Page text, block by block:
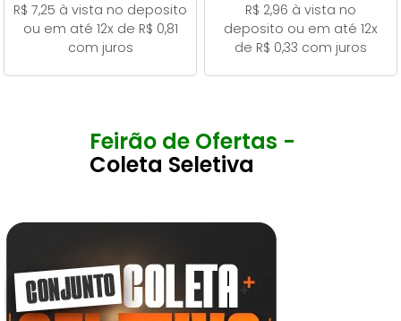
R$ 7,25 à vista no deposito
ou em até 12x de R$ 0,81
com juros
R$ 2,96 à vista no
deposito ou em até 12x
de R$ 0,33 com juros
Feirão de Ofertas -
Coleta Seletiva